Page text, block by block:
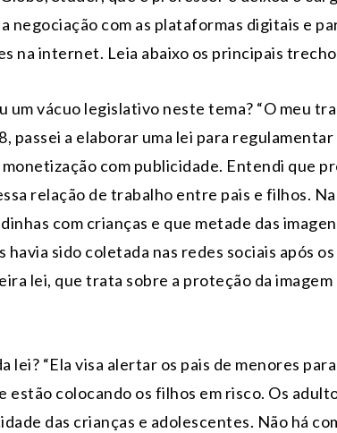
negociação com as plataformas digitais e
na internet. Leia abaixo os principais
um vácuo legislativo neste tema? “O meu
passei a elaborar uma lei para
com publicidade. Entendi que
relação de trabalho entre pais e filhos.
com crianças e que metade das
sido coletada nas redes sociais após
lei, que trata sobre a proteção da imagem
lei? “Ela visa alertar os pais de menores
estão colocando os filhos em risco. Os
das crianças e adolescentes. Não há